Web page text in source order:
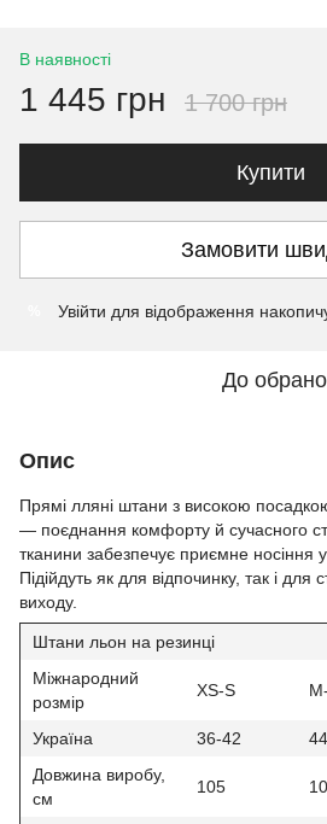
В наявності
1 445 грн 1 700 грн
Купити
Замовити
Увійти для відображення
До
Опис
Прямі лляні штани з високою
— поєднання комфорту й сучасного
тканини забезпечує приємне носіння
Підійдуть як для відпочинку, так і для
виходу.
Штани льон на резинці
Міжнародний
розмір
XS-S
Україна 36-42
Довжина виробу,
см
105